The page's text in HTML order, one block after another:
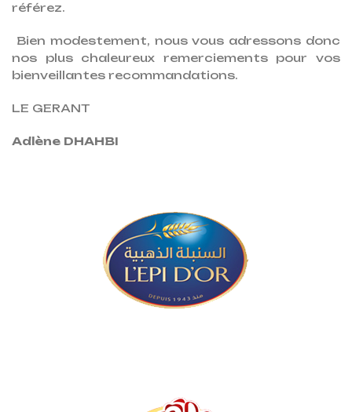
référez.
Bien modestement, nous vous adressons donc
nos plus chaleureux remerciements pour vos
bienveillantes recommandations.
LE GERANT
Adlène DHAHBI